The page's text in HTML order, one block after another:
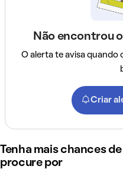
Não encontrou
O alerta te avisa quando
Criar
Tenha mais chances
procure por